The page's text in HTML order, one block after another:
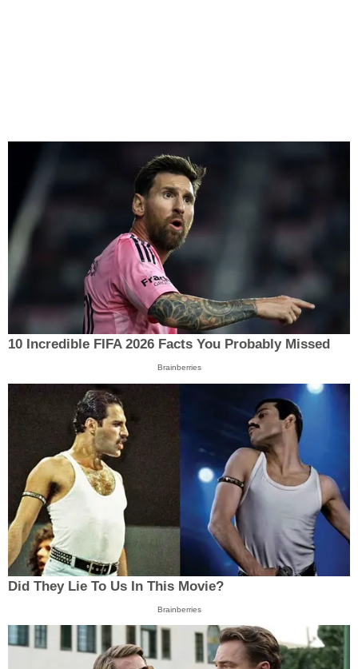
10 Incredible FIFA 2026 Facts You Probably Missed
Brainberries
Did They Lie To Us In This Movie?
Brainberries